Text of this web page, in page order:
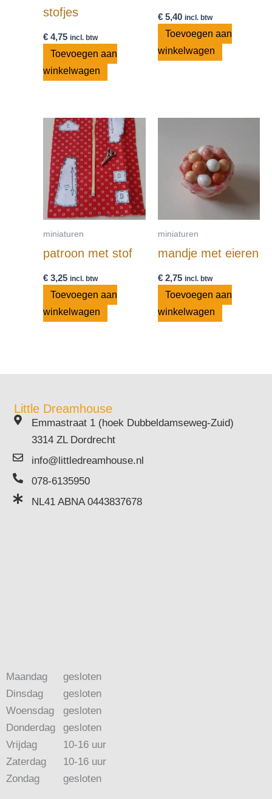
stofjes
€ 4,75 incl. btw
Toevoegen aan
winkelwagen
€5,40 incl. btw
Toevoegen aan
winkelwagen
miniaturen
patroon met stof
€ 3,25 incl. btw
Toevoegen aan
winkelwagen
miniaturen
mandje met eieren
€2,75 incl. btw
Toevoegen aan
winkelwagen
Little Dreamhouse
Emmastraat 1 (hoek Dubbeldamseweg-Zuid)
3314 ZL Dordrecht
info@littledreamhouse.nl
078-6135950
NL41 ABNA 0443837678
Maandag
Dinsdag
Woensdag
Donderdag
Vrijdag
Zaterdag
Zondag
gesloten
gesloten
gesloten
gesloten
10-16 uur
10-16 uur
gesloten